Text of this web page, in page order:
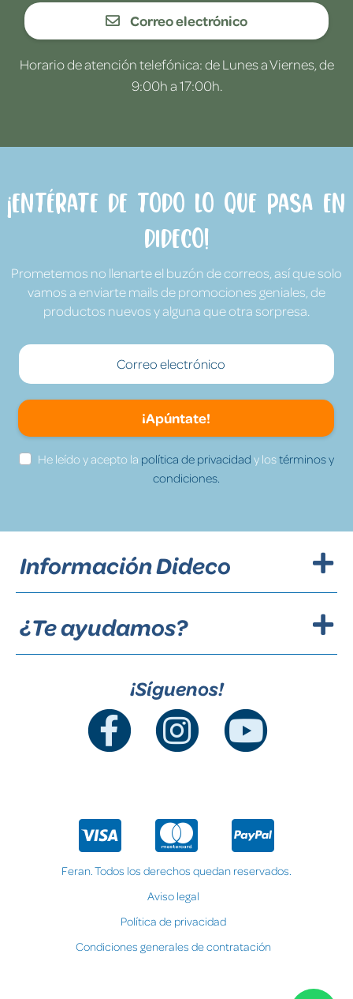
Correo electrónico
Horario de atención telefónica: de Lunes a Viernes, de
9:00h a 17:00h.
¡Entérate de todo lo que pasa en
Dideco!
Prometemos no llenarte el buzón de correos, así que solo
vamos a enviarte mails de promociones geniales, de
productos nuevos y alguna que otra sorpresa.
¡Apúntate!
He leído y acepto la política de privacidad y lostérminos y
condiciones.
Información Dideco
¿Te ayudamos?
¡Síguenos!
Feran. Todos los derechos quedan reservados.
Aviso legal
Política de privacidad
Condiciones generales de contratación